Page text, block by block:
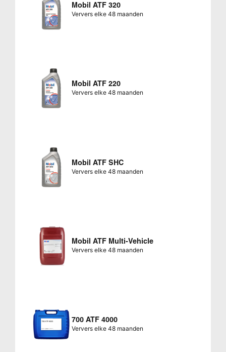
Mobil ATF 320
Ververs elke 48 maanden
Mobil ATF 220
Ververs elke 48 maanden
Mobil ATF SHC
Ververs elke 48 maanden
Mobil ATF Multi-Vehicle
Ververs elke 48 maanden
700 ATF 4000
Ververs elke 48 maanden